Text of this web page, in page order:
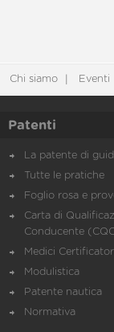
Chi siamo Eventi
Patenti
La patente di
Tutte le pratiche
Foglio rosa e
Carta di
Conducente
Medici
Modulistica
Patente nautica
Normativa